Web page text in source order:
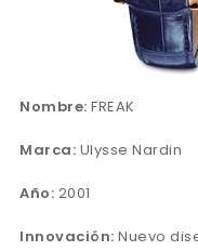
Nombre: FREAK
Marca: Ulysse Nardin
Año: 2001
Innovación: Nuevo